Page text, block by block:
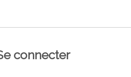
connecter